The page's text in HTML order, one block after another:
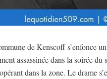
de Kenscoff s’enfonce
assassinée dans la soirée
dans la zone. Le drame